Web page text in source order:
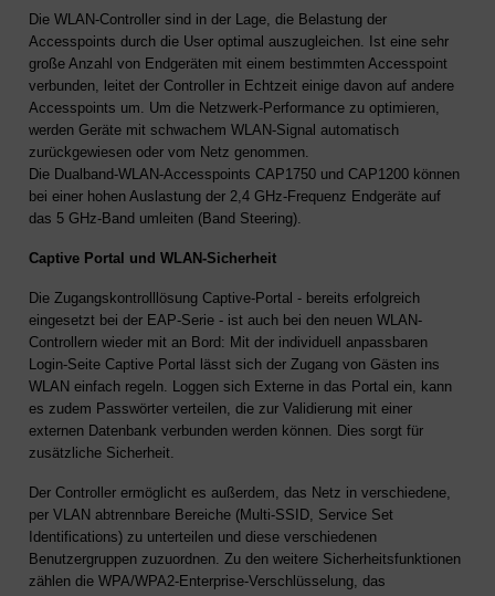
Die WLAN-Controller sind in der Lage, die Belastung der
Accesspoints durch die User optimal auszugleichen. Ist eine sehr
große Anzahl von Endgeräten mit einem bestimmten Accesspoint
verbunden, leitet der Controller in Echtzeit einige davon auf andere
Accesspoints um. Um die Netzwerk-Performance zu optimieren,
werden Geräte mit schwachem WLAN-Signal automatisch
zurückgewiesen oder vom Netz genommen.
Die Dualband-WLAN-Accesspoints CAP1750 und CAP1200 können
bei einer hohen Auslastung der 2,4 GHz-Frequenz Endgeräte auf
das 5 GHz-Band umleiten (Band Steering).
Captive Portal und WLAN-Sicherheit
Die Zugangskontrolllösung Captive-Portal - bereits erfolgreich
eingesetzt bei der EAP-Serie - ist auch bei den neuen WLAN-
Controllern wieder mit an Bord: Mit der individuell anpassbaren
Login-Seite Captive Portal lässt sich der Zugang von Gästen ins
WLAN einfach regeln. Loggen sich Externe in das Portal ein, kann
es zudem Passwörter verteilen, die zur Validierung mit einer
externen Datenbank verbunden werden können. Dies sorgt für
zusätzliche Sicherheit.
Der Controller ermöglicht es außerdem, das Netz in verschiedene,
per VLAN abtrennbare Bereiche (Multi-SSID, Service Set
Identifications) zu unterteilen und diese verschiedenen
Benutzergruppen zuzuordnen. Zu den weitere Sicherheitsfunktionen
zählen die WPA/WPA2-Enterprise-Verschlüsselung, das